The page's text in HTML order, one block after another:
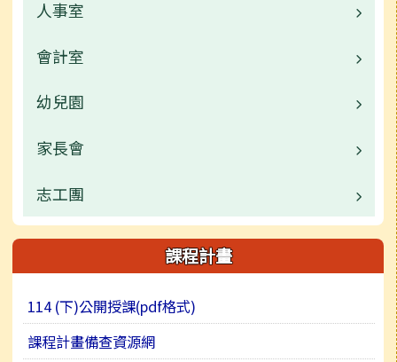
常用連結
活動相簿
榮譽榜
行事曆
校園公告
常用連結
活動相簿
捐贈明細
行事曆
業務職掌
校園公告
輔導室首頁
活動相簿
榮譽榜
行事曆
人事室
業務職掌
校園公告
常用連結
會計室
業務職掌
校園公告
幼兒園
業務職掌
校園公告
常用連結
活動相簿
榮譽榜
家長會
公開資訊
志工團
公開資訊
課程計畫
114 (下)公開授課(pdf格式)
課程計畫備查資源網